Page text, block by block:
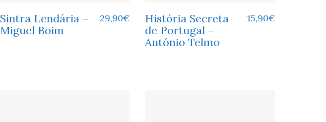
Sintra Lendária –
Miguel Boim
29,90€
História Secreta
de Portugal –
António Telmo
15,90€